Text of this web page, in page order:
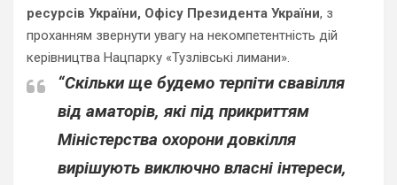
ресурсів України, Офісу Президента України, з
проханням звернути увагу на некомпетентність дій
керівництва Нацпарку «Тузлівські лимани».
“Скільки ще будемо терпіти свавілля
від аматорів, які під прикриттям
Міністерства охорони довкілля
вирішують виключно власні інтереси,